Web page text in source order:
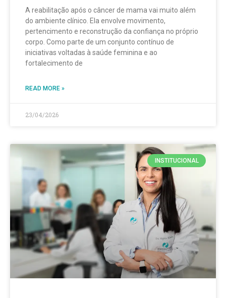
A reabilitação após o câncer de mama vai muito além
do ambiente clínico. Ela envolve movimento,
pertencimento e reconstrução da confiança no próprio
corpo. Como parte de um conjunto contínuo de
iniciativas voltadas à saúde feminina e ao
fortalecimento de
READ MORE »
23/04/2026
INSTITUCIONAL